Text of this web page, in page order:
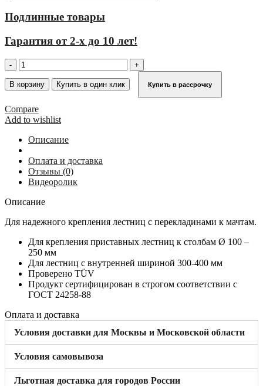
Подлинные товары
Гарантия от 2-х до 10 лет!
Количество
товара
Упор
столбов
KRAUSE
122452
В корзину Купить в один клик Купить в рассрочку
Compare
Add to wishlist
Описание
Оплата и доставка
Отзывы (0)
Видеоролик
Описание
Для надежного крепления лестниц с перекладинами к мачтам.
Для крепления приставных лестниц к столбам Ø 100 –
250 мм
Для лестниц с внутренней шириной 300-400 мм
Проверено TÜV
Продукт сертифицирован в строгом соответствии с
ГОСТ 24258-88
Оплата и доставка
Условия доставки для Москвы и Московской области
Условия самовывоза
Льготная доставка для городов России